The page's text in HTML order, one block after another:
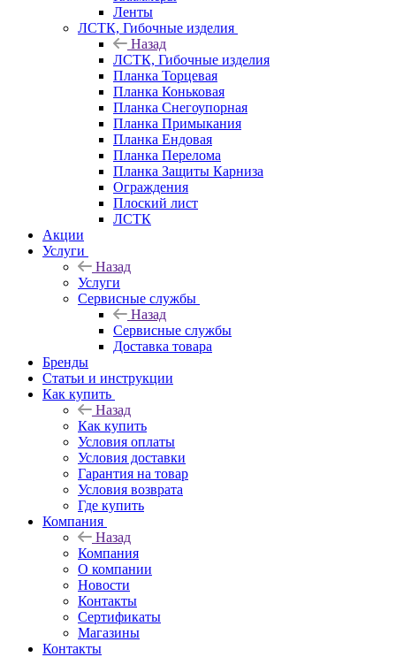
Ленты
ЛСТК, Гибочные изделия
Назад
ЛСТК, Гибочные изделия
Планка Торцевая
Планка Коньковая
Планка Снегоупорная
Планка Примыкания
Планка Ендовая
Планка Перелома
Планка Защиты Карниза
Ограждения
Плоский лист
ЛСТК
Акции
Услуги
Назад
Услуги
Сервисные службы
Назад
Сервисные службы
Доставка товара
Бренды
Статьи и инструкции
Как купить
Назад
Как купить
Условия оплаты
Условия доставки
Гарантия на товар
Условия возврата
Где купить
Компания
Назад
Компания
О компании
Новости
Контакты
Сертификаты
Магазины
Контакты